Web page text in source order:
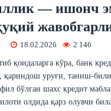
— ишонч
18.02.2026 2 146
қоидаларга кўра, банк
қариндош уруғи, таниш-
бўлган шахс кредит
олдида қарз олувчи